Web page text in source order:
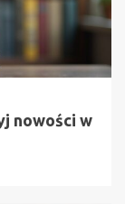
nowości w